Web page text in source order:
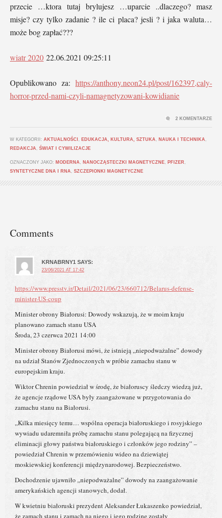
przecie …ktora tutaj brylujesz …uparcie ..dlaczego? masz
misje? czy tylko zadanie ? ile ci placa? jesli ? i jaka waluta…
może bog zapłać???
wiatr 2020 22.06.2021 09:25:11
Opublikowano za: https://anthony.neon24.pl/post/162397,caly-
horror-przed-nami-czyli-namagnetyzowani-kowidianie
W KATEGORII: AKTUALNOŚCI EDUKACJA, KULTURA, SZTUKA NAUKA I TECHNIKA
REDAKCJA
ŚWIAT I CYWILIZACJE
OZNACZONY JAKO: MODERNA NANOCZĄSTECZKI MAGNETYCZNE PFIZER
SYNTETYCZNE DNA I RNA
SZCZEPIONKI MAGNETYCZNE
2 KOMENTARZE
Comments
KRNABRNY1 SAYS:
23/06/2021 AT 17:42
https://www.presstv.ir/Detail/2021/06/23/660712/Belarus-defense-
minister-US-coup
Minister obrony Białorusi: Dowody wskazują, że w moim kraju
planowano zamach stanu USA
Środa, 23 czerwca 2021 14:00
Minister obrony Białorusi mówi, że istnieją „niepodważalne” dowody
na udział Stanów Zjednoczonych w próbie zamachu stanu w
europejskim kraju.
Wiktor Chrenin powiedział w środę, że białoruscy śledczy wiedzą już,
że agencje rządowe USA były zaangażowane w przygotowania do
zamachu stanu na Białorusi.
„Kilka miesięcy temu… wspólna operacja białoruskiego i rosyjskiego
wywiadu udaremniła próbę zamachu stanu polegającą na fizycznej
eliminacji głowy państwa białoruskiego i członków jego rodziny” –
powiedział Chrenin w przemówieniu wideo na dziewiątej
moskiewskiej konferencji międzynarodowej. Bezpieczeństwo.
Dochodzenie ujawniło „niepodważalne” dowody na zaangażowanie
amerykańskich agencji stanowych, dodał.
W kwietniu białoruski prezydent Aleksander Łukaszenko powiedział,
że zamach stanu i zamach na niego i jego rodzinę zostały